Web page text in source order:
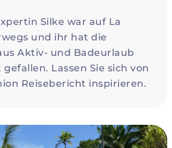
Silke war auf La
und ihr hat die
Aktiv- und Badeurlaub
Lassen Sie sich von
Reisebericht inspirieren.